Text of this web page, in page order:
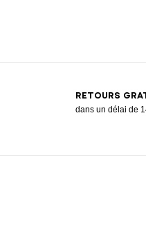
RETOURS
dans un délai de